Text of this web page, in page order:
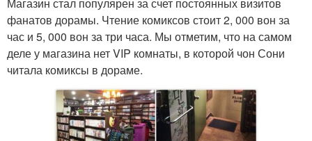
фанатов дорамы. Чтение комиксов стоит 2, 000 вон за
час и 5, 000 вон за три часа. Мы отметим, что на самом
деле у магазина нет VIP комнаты, в которой чон Сони
читала комиксы в дораме.